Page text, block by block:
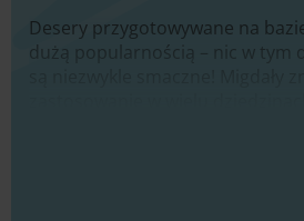
Desery przygotowywane na
dużą popularnością – nic w tym
amaretto oraz marcepanu.
kakaowca, jak i owoce krzewu,
i wielu krajach Europy, mają